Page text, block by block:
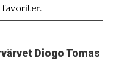
favoriter.
Diogo Tomas